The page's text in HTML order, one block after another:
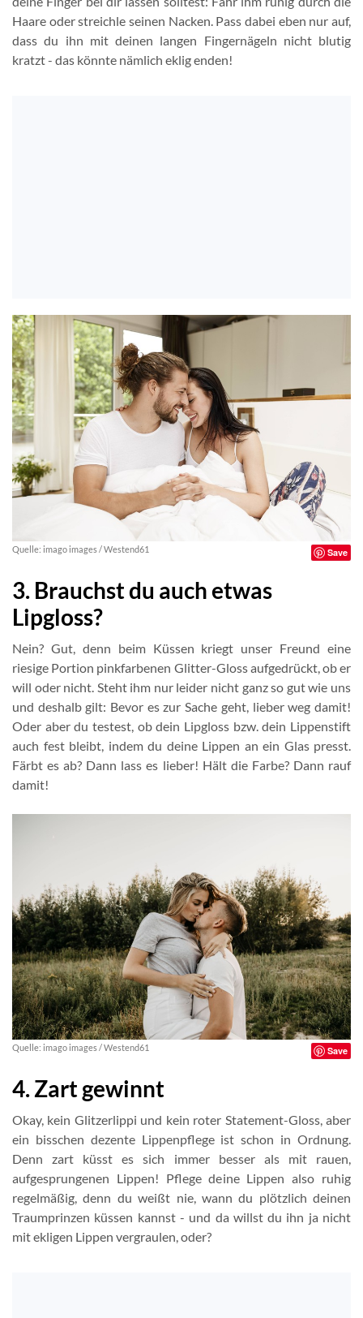
Haare oder streichle seinen Nacken. Pass dabei eben nur auf,
dass du ihn mit deinen langen Fingernägeln nicht blutig
kratzt - das könnte nämlich eklig enden!
Quelle: imago images / Westend61 Save
3. Brauchst du auch etwas
Lipgloss?
Nein? Gut, denn beim Küssen kriegt unser Freund eine
riesige Portion pinkfarbenen Glitter-Gloss aufgedrückt, ob er
will oder nicht. Steht ihm nur leider nicht ganz so gut wie uns
und deshalb gilt: Bevor es zur Sache geht, lieber weg damit!
Oder aber du testest, ob dein Lipgloss bzw. dein Lippenstift
auch fest bleibt, indem du deine Lippen an ein Glas presst.
Färbt es ab? Dann lass es lieber! Hält die Farbe? Dann rauf
damit!
Quelle: imago images / Westend61 Save
4. Zart gewinnt
Okay, kein Glitzerlippi und kein roter Statement-Gloss, aber
ein bisschen dezente Lippenpflege ist schon in Ordnung.
Denn zart küsst es sich immer besser als mit rauen,
aufgesprungenen Lippen! Pflege deine Lippen also ruhig
regelmäßig, denn du weißt nie, wann du plötzlich deinen
Traumprinzen küssen kannst - und da willst du ihn ja nicht
mit ekligen Lippen vergraulen, oder?